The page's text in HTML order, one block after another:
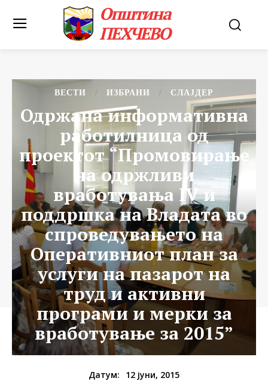
Општина
ПЕХЧЕВО
ВЕСТИ ИЗБРАНИ СЛАЈДЕР
Одржана информативна
работилница од
проектот “Промовирање
на одржливи
вработувања IV и
поддршка на Владата во
спроведувањето на
Оперативниот план за
услуги на пазарот на
труд и активни
програми и мерки за
вработување за 2015”
Датум: 12 јуни, 2015